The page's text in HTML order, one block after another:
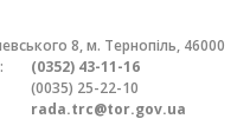
8, м. Тернопіль, 46000
(0352) 43-11-16
(0035) 25-22-10
rada.trc@tor.gov.ua